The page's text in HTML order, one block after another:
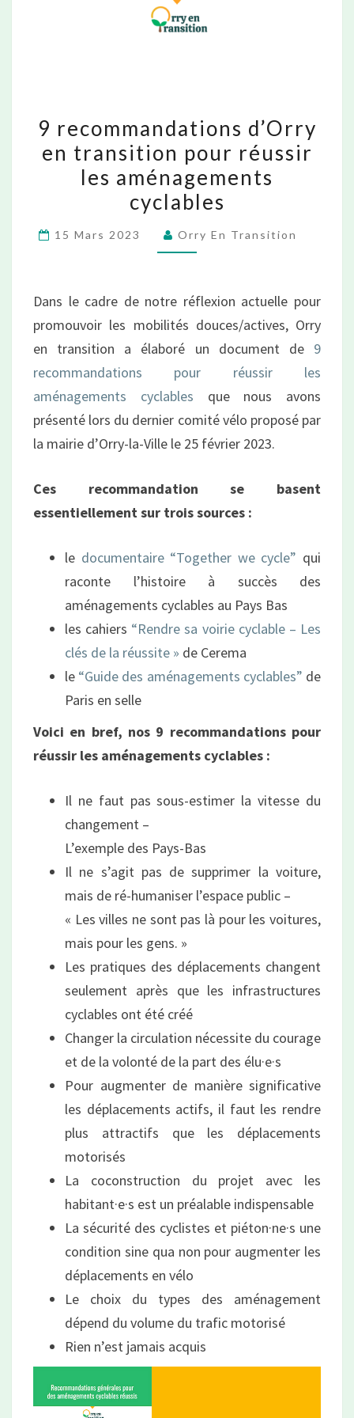
recommandations
d’Orry
en
transition
pour
réussir
aménagements
cyclables
9 recommandations d’Orry
en transition pour réussir
les aménagements
cyclables
15 Mars 2023 Orry En Transition
Dans le cadre de notre réflexion actuelle pour
promouvoir les mobilités douces/actives, Orry
en transition a élaboré un document de 9
recommandations pour réussir les
aménagements cyclables que nous avons
présenté lors du dernier comité vélo proposé par
la mairie d’Orry-la-Ville le 25 février 2023.
Ces recommandation se basent
essentiellement sur trois sources :
le documentaire “Together we cycle” qui
raconte l’histoire à succès des
aménagements cyclables au Pays Bas
les cahiers “Rendre sa voirie cyclable – Les
clés de la réussite » de Cerema
le “Guide des aménagements cyclables” de
Paris en selle
Voici en bref, nos 9 recommandations pour
réussir les aménagements cyclables :
Il ne faut pas sous-estimer la vitesse du
changement –
L’exemple des Pays-Bas
Il ne s’agit pas de supprimer la voiture,
mais de ré-humaniser l’espace public –
« Les villes ne sont pas là pour les voitures,
mais pour les gens. »
Les pratiques des déplacements changent
seulement après que les infrastructures
cyclables ont été créé
Changer la circulation nécessite du courage
et de la volonté de la part des élu·e·s
Pour augmenter de manière significative
les déplacements actifs, il faut les rendre
plus attractifs que les déplacements
motorisés
La coconstruction du projet avec les
habitant·e·s est un préalable indispensable
La sécurité des cyclistes et piéton·ne·s une
condition sine qua non pour augmenter les
déplacements en vélo
Le choix du types des aménagement
dépend du volume du trafic motorisé
Rien n’est jamais acquis